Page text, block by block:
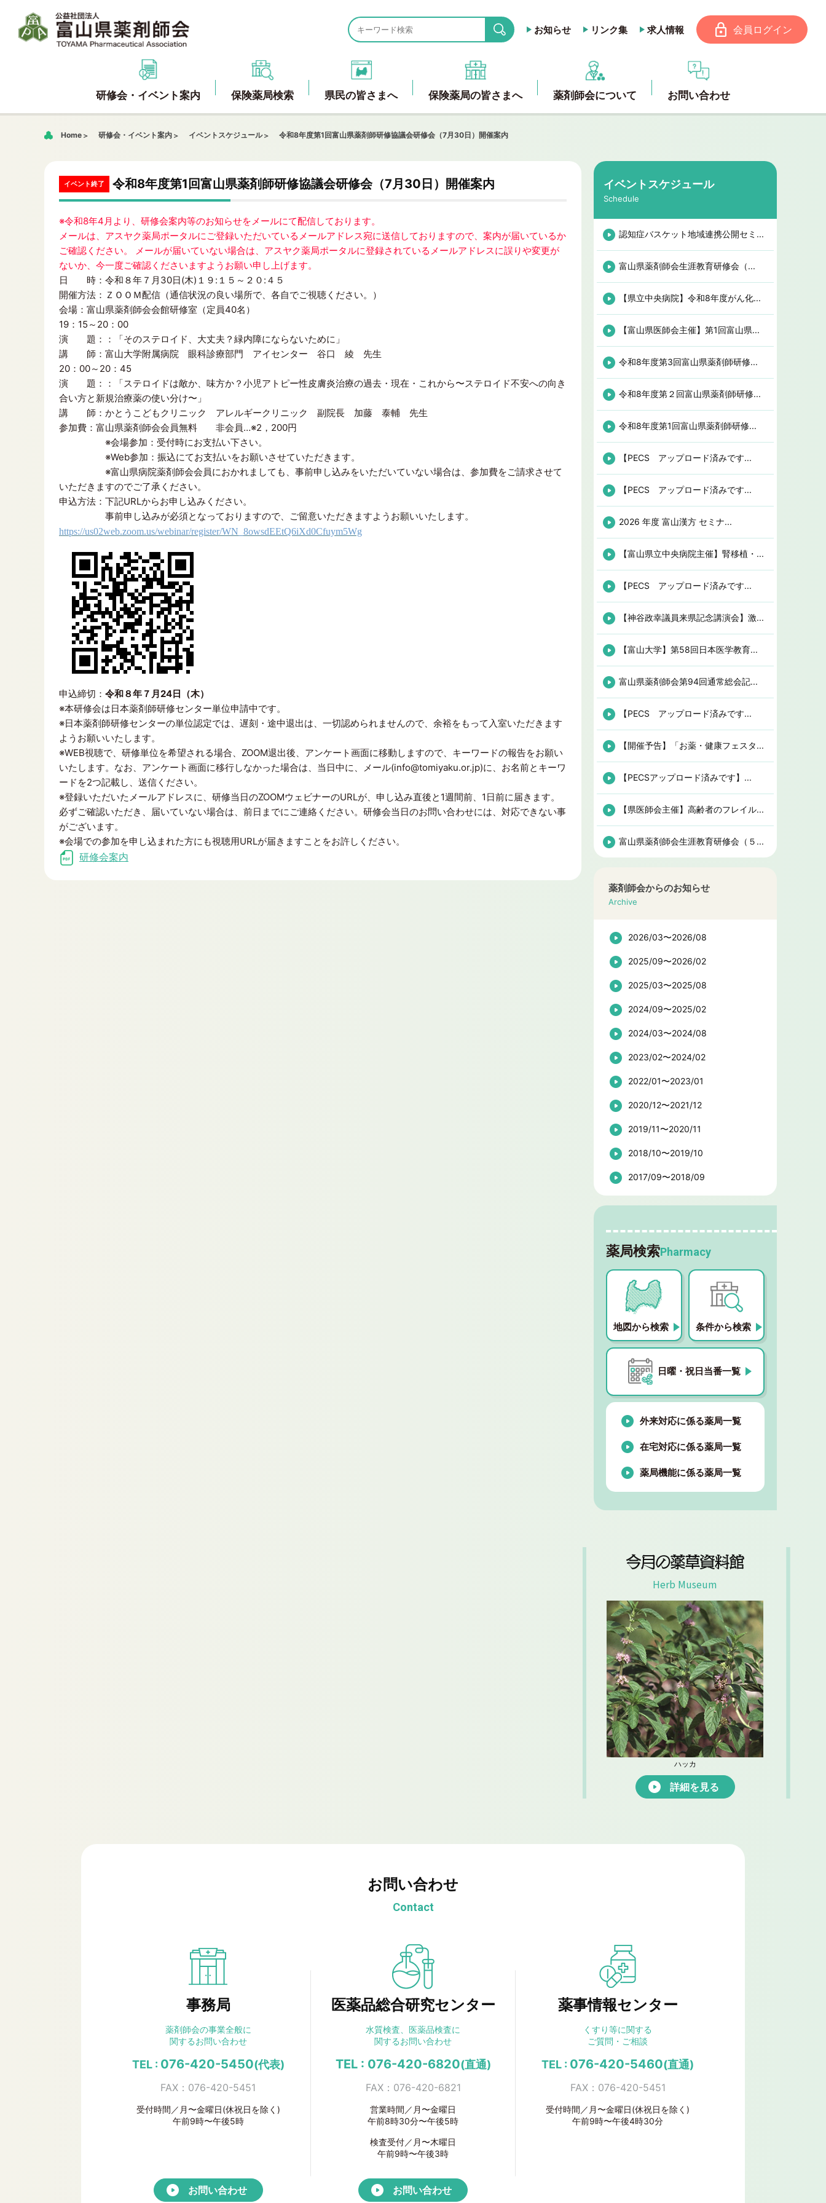
search お知らせ リンク集 求人情報 会員ログイン
研修会・イベント案内 保険薬局検索 県民の皆さまへ 保険薬局の皆さまへ 薬剤師会について お問い合わせ
Home 研修会・イベント案内 イベントスケジュール 令和8年度第1回富山県薬剤師研修協議会研修会（7月30日）開催案内
イベント終了 令和8年度第1回富山県薬剤師研修協議会研修会（7月30日）開催案内
※令和8年4月より、研修会案内等のお知らせをメールにて配信しております。
メールは、アスヤク薬局ポータルにご登録いただいているメールアドレス宛に送信しておりますので、案内が届いているか
ご確認ください。 メールが届いていない場合は、アスヤク薬局ポータルに登録されているメールアドレスに誤りや変更が
ないか、今一度ご確認くださいますようお願い申し上げます。
日 時：令和８年７月30日(木)１９:１５～２０:４５
開催方法：ＺＯＯＭ配信（通信状況の良い場所で、各自でご視聴ください。）
会場：富山県薬剤師会会館研修室（定員40名）
19：15～20：00
演 題：：「そのステロイド、⼤丈夫？緑内障にならないために」
講 師：富山大学附属病院 眼科診療部門 アイセンター 谷口 綾 先生
20：00～20：45
演 題：：「ステロイドは敵か、味⽅か？⼩児アトピー性⽪膚炎治療の過去・現在・これから〜ステロイド不安への向き
合い⽅と新規治療薬の使い分け〜」
講 師：かとうこどもクリニック アレルギークリニック 副院長 加藤 泰輔 先生
参加費：富山県薬剤師会会員無料 非会員…※2，200円
※会場参加：受付時にお支払い下さい。
※Web参加：振込にてお支払いをお願いさせていただきます。
※富山県病院薬剤師会会員におかれましても、事前申し込みをいただいていない場合は、参加費をご請求させて
いただきますのでご了承ください。
申込方法：下記URLからお申し込みください。
事前申し込みが必須となっておりますので、ご留意いただきますようお願いいたします。
https://us02web.zoom.us/webinar/register/WN_8owsdEEtQ6iXd0Cfuym5Wg
申込締切： 令和８年７月24日（木）
※本研修会は日本薬剤師研修センター単位申請中です。
※日本薬剤師研修センターの単位認定では、遅刻・途中退出は、一切認められませんので、余裕をもって入室いただきます
ようお願いいたします。
※WEB視聴で、研修単位を希望される場合、ZOOM退出後、アンケート画面に移動しますので、キーワードの報告をお願い
いたします。なお、アンケート画面に移行しなかった場合は、当日中に、メール(info@tomiyaku.or.jp)に、お名前とキーワ
ードを2つ記載し、送信ください。
※登録いただいたメールアドレスに、研修当日のZOOMウェビナーのURLが、申し込み直後と1週間前、1日前に届きます。
必ずご確認いただき、届いていない場合は、前日までにご連絡ください。研修会当日のお問い合わせには、対応できない事
がございます。
※会場での参加を申し込まれた方にも視聴用URLが届きますことをお許しください。
研修会案内
イベントスケジュール
Schedule
認知症バスケット地域連携公開セミ...
富山県薬剤師会生涯教育研修会（...
【県立中央病院】令和8年度がん化...
【富山県医師会主催】第1回富山県...
令和8年度第3回富山県薬剤師研修...
令和8年度第２回富山県薬剤師研修...
令和8年度第1回富山県薬剤師研修...
【PECS アップロード済みです...
【PECS アップロード済みです...
2026 年度 富山漢方 セミナ...
【富山県立中央病院主催】腎移植・...
【PECS アップロード済みです...
【神谷政幸議員来県記念講演会】激...
【富山大学】第58回日本医学教育...
富山県薬剤師会第94回通常総会記...
【PECS アップロード済みです...
【開催予告】「お薬・健康フェスタ...
【PECSアップロード済みです】...
【県医師会主催】高齢者のフレイル...
富山県薬剤師会生涯教育研修会（５...
薬剤師会からのお知らせ
Archive
2026/03〜2026/08
2025/09〜2026/02
2025/03〜2025/08
2024/09〜2025/02
2024/03〜2024/08
2023/02〜2024/02
2022/01〜2023/01
2020/12〜2021/12
2019/11〜2020/11
2018/10〜2019/10
2017/09〜2018/09
薬局検索Pharmacy
地図から検索 条件から検索
日曜・祝日当番一覧
外来対応に係る薬局一覧
在宅対応に係る薬局一覧
薬局機能に係る薬局一覧
今月の薬草資料館
Herb Museum
ハッカ
詳細を見る
お問い合わせ
Contact
事務局
薬剤師会の事業全般に
関するお問い合わせ
TEL : 076-420-5450(代表)
FAX：076-420-5451
受付時間／月〜金曜日(休祝日を除く)
午前9時〜午後5時
お問い合わせ
医薬品総合研究センター
水質検査、医薬品検査に
関するお問い合わせ
TEL : 076-420-6820(直通)
FAX：076-420-6821
営業時間／月〜金曜日
午前8時30分〜午後5時
検査受付／月〜木曜日
午前9時〜午後3時
お問い合わせ
薬事情報センター
くすり等に関する
ご質問・ご相談
TEL : 076-420-5460(直通)
FAX：076-420-5451
受付時間／月〜金曜日(休祝日を除く)
午前9時〜午後4時30分